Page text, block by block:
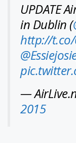
UPDATE
in Dublin (
http://t.co/
—
2015